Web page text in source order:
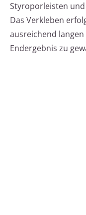
Styroporleisten
Das Verkleben
ausreichend
Endergebnis zu